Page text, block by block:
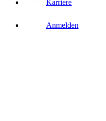
Karriere
Anmelden